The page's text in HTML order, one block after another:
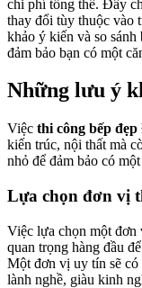
chi phí tổng thể. Đây
thay đổi tùy thuộc vào
khảo ý kiến và so
đảm bảo bạn có một
Những lưu ý
Việc thi công bếp
kiến trúc, nội thất mà
nhỏ để đảm bảo có
Lựa chọn đơn vị
Việc lựa chọn một đơn
quan trọng hàng đầu
Một đơn vị uy tín sẽ
lành nghề, giàu kinh